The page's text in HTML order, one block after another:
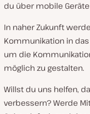
du über mobile
In naher Zukunft
Kommunikation in
um die
möglich zu gestalten.
Willst du uns helfen,
verbessern? Werde